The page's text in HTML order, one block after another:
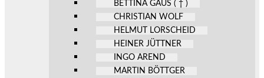
BETTINA GAUS ( † )
CHRISTIAN WOLF
HELMUT LORSCHEID
HEINER JÜTTNER
INGO AREND
MARTIN BÖTTGER